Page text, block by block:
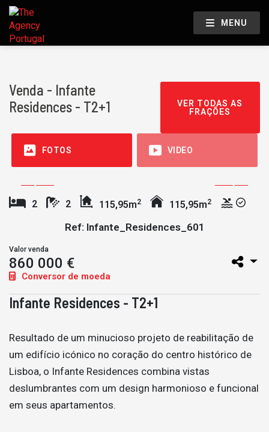
MENU
Venda - Infante
Residences - T2+1
VER TODAS AS
FRAÇÕES
FOTOS VIDEO
2 2 115,95m2 115,95m2
Ref: Infante_Residences_601
Valor venda
860 000 €
Conversor de moeda
Infante Residences - T2+1
Resultado de um minucioso projeto de reabilitação de
um edifício icónico no coração do centro histórico de
Lisboa, o Infante Residences combina vistas
deslumbrantes com um design harmonioso e funcional
em seus apartamentos.